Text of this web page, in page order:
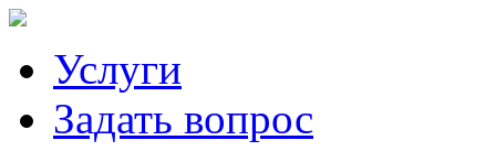
Услуги
Задать вопрос